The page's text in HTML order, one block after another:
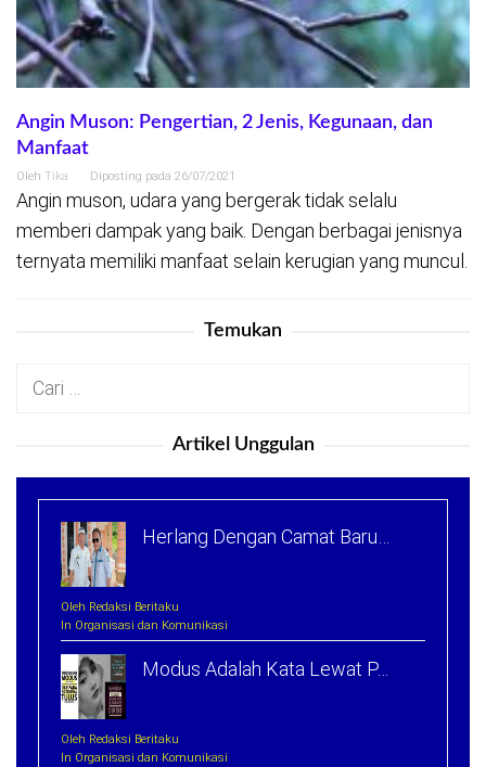
Angin Muson: Pengertian, 2 Jenis, Kegunaan, dan
Manfaat
Oleh Tika Diposting pada 26/07/2021
Angin muson, udara yang bergerak tidak selalu
memberi dampak yang baik. Dengan berbagai jenisnya
ternyata memiliki manfaat selain kerugian yang muncul.
Temukan
Cari
Artikel Unggulan
Herlang Dengan Camat Baru…
Oleh Redaksi Beritaku
In Organisasi dan Komunikasi
Modus Adalah Kata Lewat P…
Oleh Redaksi Beritaku
In Organisasi dan Komunikasi